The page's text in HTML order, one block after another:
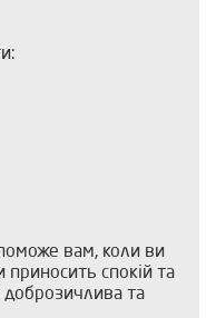
вам, коли ви
приносить спокій та
доброзичлива та